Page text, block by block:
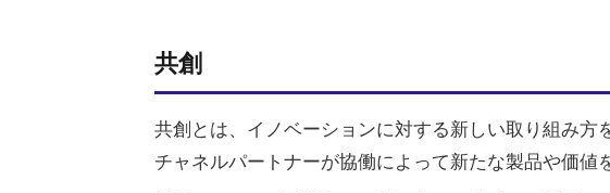
共創
共創とは、イノベーションに対する新しい取り組み方
チャネルパートナーが協働によって新たな製品や価値